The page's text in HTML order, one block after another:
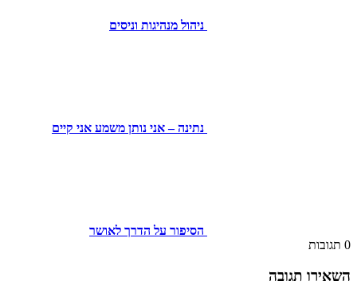
ניהול מנהיגות וניסים
נתינה – אני נותן משמע אני קיים
הסיפור על הדרך לאושר
תגובה